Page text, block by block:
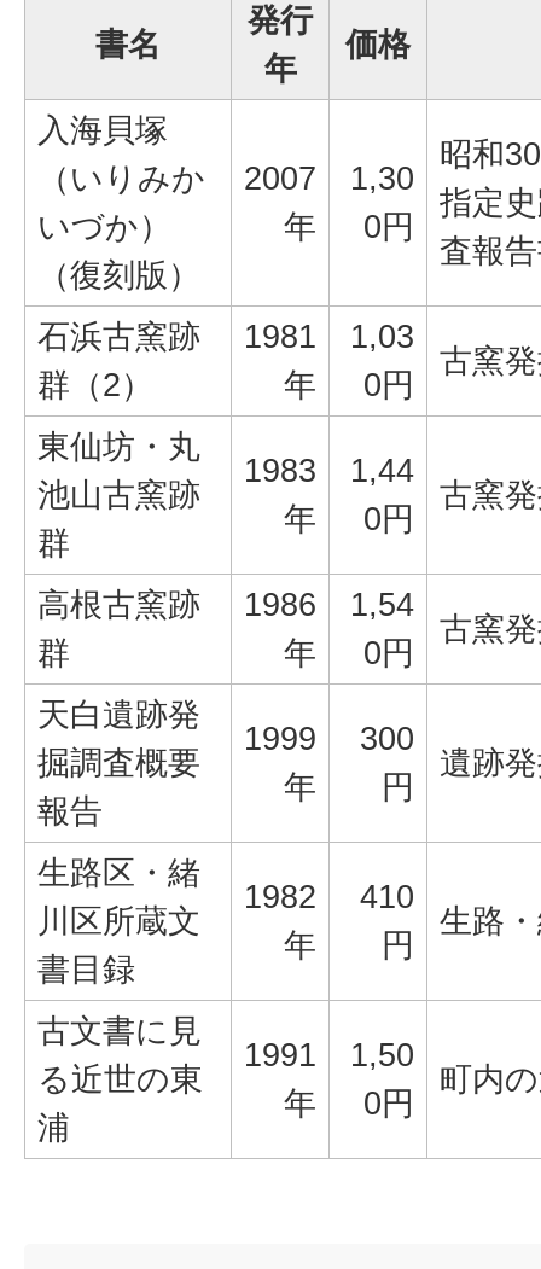
書名
発行
年
価格
入海貝塚
（いりみか
いづか）
（復刻版）
2007
年
1,30
0円
昭和
指定
査報
石浜古窯跡
群（2）
1981
年
1,03
0円
古窯
東仙坊・丸
池山古窯跡
群
1983
年
1,44
0円
古窯
高根古窯跡
群
1986
年
1,54
0円
古窯
天白遺跡発
掘調査概要
報告
1999
年
300
円
遺跡
生路区・緒
川区所蔵文
書目録
1982
年
410
円
生路
古文書に見
る近世の東
浦
1991
年
1,50
0円
町内